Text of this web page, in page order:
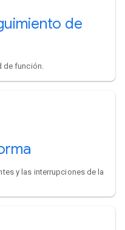
de
de función.
y las interrupciones de la